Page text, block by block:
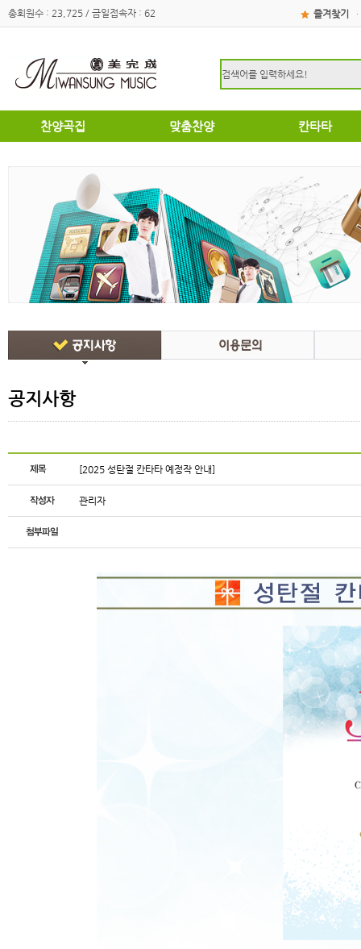
총회원수 : 23,725 / 금일접속자 : 62 즐겨찾기 ·
찬양곡집
쉽고은혜로운찬양곡집
소편성관현악성가곡집
영광의찬양
찬송가편곡
명성가 / 애창성가
복음성가합창편곡집
우리가락 찬양곡집
절기별성가
혼성3부
여성성가
맞춤찬양
영광의찬양
찬송가편곡
애창성가
명성가/복음성가합창편곡
절기별성가/국악성가
혼성3부
송영
특별찬양곡집
크리스마스
칸타타
부활절
공지사항
[2025 성탄절 칸타타 예정작 안내]
관리자